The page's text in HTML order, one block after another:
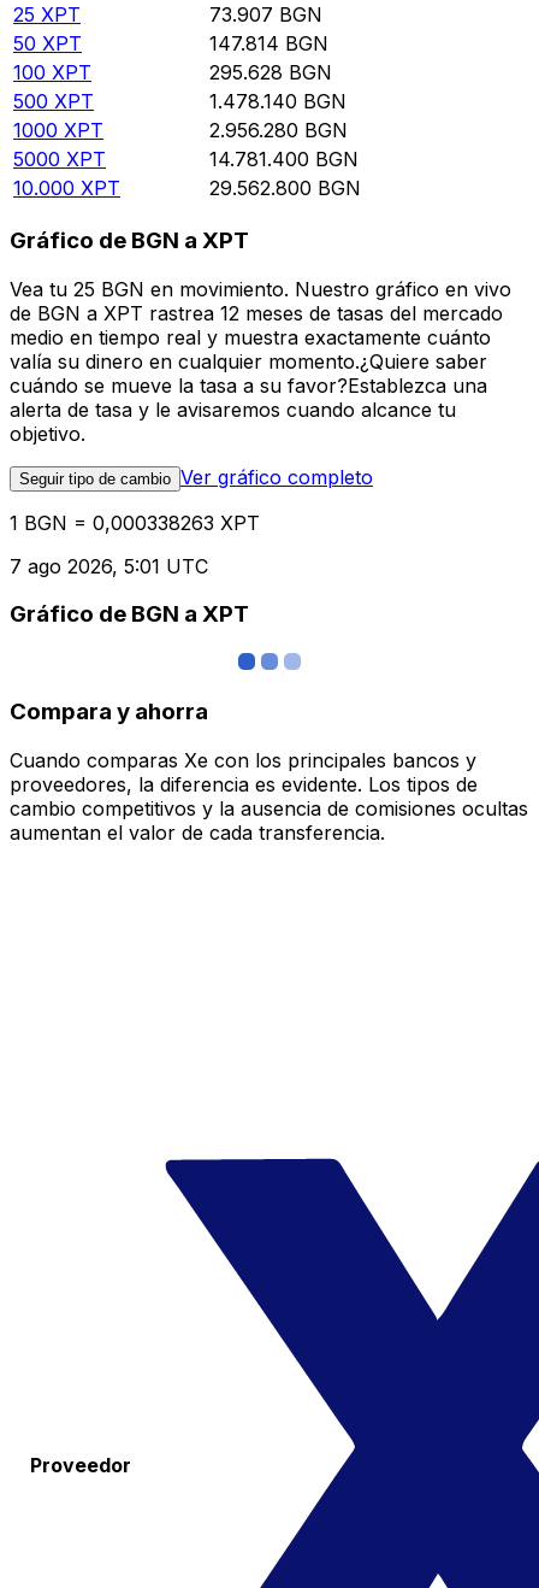
25 XPT 73.907 BGN
50 XPT 147.814 BGN
100 XPT 295.628 BGN
500 XPT 1.478.140 BGN
1000 XPT 2.956.280 BGN
5000 XPT 14.781.400 BGN
10.000 XPT 29.562.800 BGN
Gráfico de BGN a XPT
Vea tu 25 BGN en movimiento. Nuestro gráfico en vivo
de BGN a XPT rastrea 12 meses de tasas del mercado
medio en tiempo real y muestra exactamente cuánto
valía su dinero en cualquier momento.¿Quiere saber
cuándo se mueve la tasa a su favor?Establezca una
alerta de tasa y le avisaremos cuando alcance tu
objetivo.
Seguir tipo de cambio Ver gráfico completo
1 BGN = 0,000338263 XPT
7 ago 2026, 5:01 UTC
Gráfico de BGN a XPT
Compara y ahorra
Cuando comparas Xe con los principales bancos y
proveedores, la diferencia es evidente. Los tipos de
cambio competitivos y la ausencia de comisiones ocultas
aumentan el valor de cada transferencia.
Proveedor